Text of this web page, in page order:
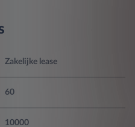
Zakelijke lease
60
10000